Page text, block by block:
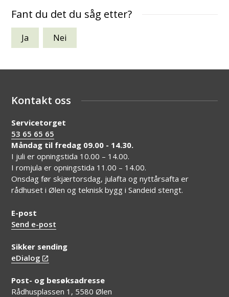
Fant du det du såg etter?
Ja Nei
Kontakt oss
Servicetorget
53 65 65 65
Måndag til fredag 09.00 - 14.30.
I juli er opningstida 10.00 – 14.00.
I romjula er opningstida 11.00 – 14.00.
Onsdag før skjærtorsdag, julafta og nyttårsafta er
rådhuset i Ølen og teknisk bygg i Sandeid stengt.
E-post
Send e-post
Sikker sending
eDialog
Post- og besøksadresse
Rådhusplassen 1, 5580 Ølen